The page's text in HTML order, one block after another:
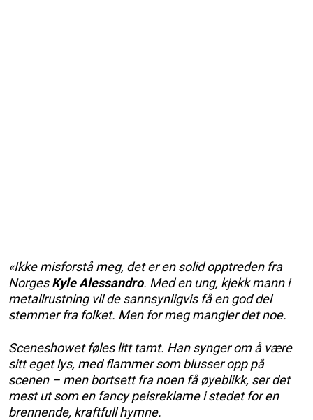
«Ikke misforstå meg, det er en solid opptreden fra
NorgesKyle Alessandro. Med en ung, kjekk mann i
metallrustning vil de sannsynligvis få en god del
stemmer fra folket. Men for meg mangler det noe.
Sceneshowet føles litt tamt. Han synger om å være
sitt eget lys, med flammer som blusser opp på
scenen – men bortsett fra noen få øyeblikk, ser det
mest ut som en fancy peisreklame i stedet for en
brennende, kraftfull hymne.